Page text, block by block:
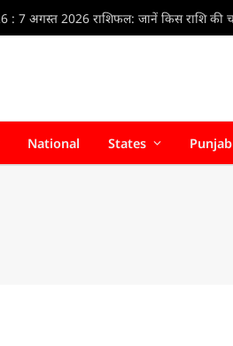
National States Punjab